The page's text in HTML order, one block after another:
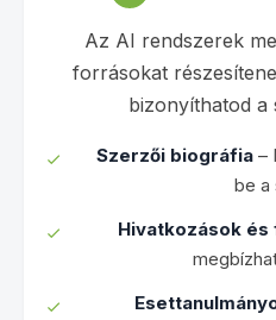
Az AI rendszerek
forrásokat
bizonyíthatod a
Szerzői biográfia–
be a
Hivatkozások